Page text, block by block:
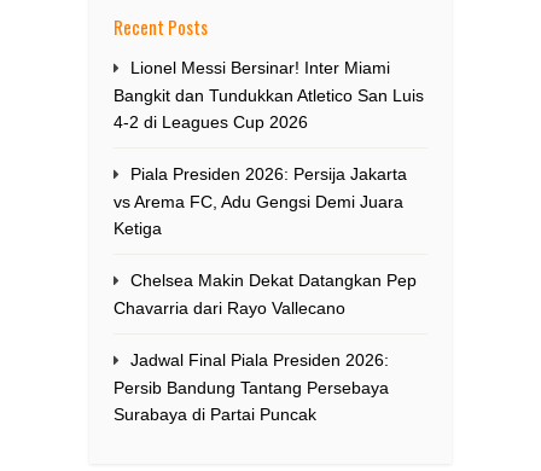
Recent Posts
Lionel Messi Bersinar! Inter Miami
Bangkit dan Tundukkan Atletico San Luis
4-2 di Leagues Cup 2026
Piala Presiden 2026: Persija Jakarta
vs Arema FC, Adu Gengsi Demi Juara
Ketiga
Chelsea Makin Dekat Datangkan Pep
Chavarria dari Rayo Vallecano
Jadwal Final Piala Presiden 2026:
Persib Bandung Tantang Persebaya
Surabaya di Partai Puncak